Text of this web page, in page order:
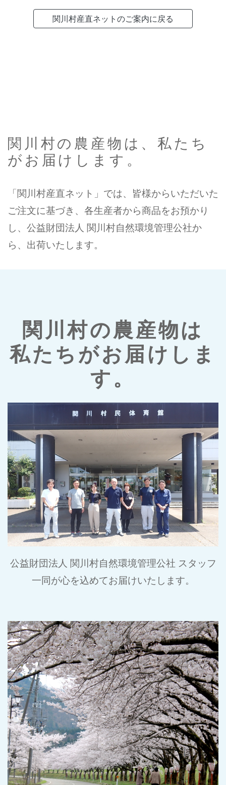
関川村産直ネットのご案内に戻る
関川村の農産物は、私たち
がお届けします。
「関川村産直ネット」では、皆様からいただいた
ご注文に基づき、各生産者から商品をお預かり
し、公益財団法人 関川村自然環境管理公社か
ら、出荷いたします。
関川村の農産物は
私たちがお届けしま
す。
公益財団法人 関川村自然環境管理公社 スタッフ
一同が心を込めてお届けいたします。